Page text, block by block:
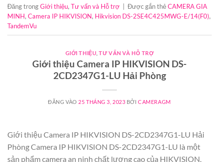
Đăng trongGiới thiệu, Tư vấn và Hỗ trợ Được gắn thẻCAMERA GIA
MINH, Camera IP HIKVISION, Hikvision DS-2SE4C425MWG-E/14(F0),
TandemVu
GIỚI THIỆU ,TƯ VẤN VÀ HỖ TRỢ
Giới thiệu Camera IP HIKVISION DS-
2CD2347G1-LU Hải Phòng
ĐĂNG VÀO 25 THÁNG 3, 2023 BỞICAMERAGM
Giới thiệu Camera IP HIKVISION DS-2CD2347G1-LU Hải
Phòng Camera IP HIKVISION DS-2CD2347G1-LU là một
sản phẩm camera an ninh chất lượng cao của HIKVISION,